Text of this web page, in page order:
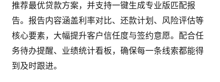
推荐最优贷款方案，并支持一键生成专业版匹配报
告。报告内容涵盖利率对比、还款计划、风险评估等
核心要素，大幅提升客户信任度与签约意愿。配合任
务待办提醒、业绩统计看板，确保每一条线索都能得
到及时跟进。